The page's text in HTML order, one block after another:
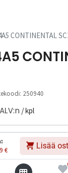
€ Lisää
CONTINENTAL
250940
/ kpl
Saatavilla